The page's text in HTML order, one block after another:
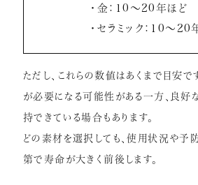
金：10～20年ほど
セラミック：10～20
ただし、これらの数値はあくまで目安
が必要になる可能性がある一方、良
持できている場合もあります。
どの素材を選択しても、使用状況や予
第で寿命が大きく前後します。